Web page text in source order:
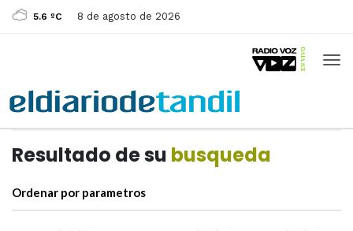
5.6 ºC 8 de agosto de 2026
Resultado de su busqueda
Ordenar por parametros